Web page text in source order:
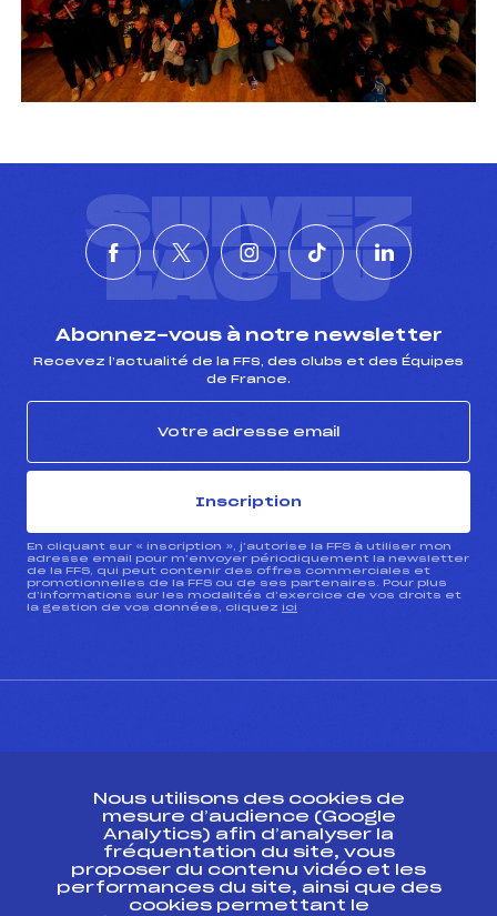
SUIVEZ
L'ACTU
Abonnez-vous à notre newsletter
Recevez l’actualité de la FFS, des clubs et des Équipes
de France.
Inscription
En cliquant sur « inscription », j’autorise la FFS à utiliser mon
adresse email pour m’envoyer périodiquement la newsletter
de la FFS, qui peut contenir des offres commerciales et
promotionnelles de la FFS ou de ses partenaires. Pour plus
d’informations sur les modalités d’exercice de vos droits et
la gestion de vos données, cliquez ici
Ressources
Pass’Neige
Nous utilisons des cookies de
mesure d’audience (Google
Analytics) afin d’analyser la
fréquentation du site, vous
proposer du contenu vidéo et les
performances du site, ainsi que des
cookies permettant le